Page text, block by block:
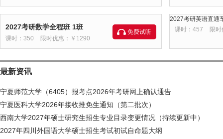
2027考研数学全程班 1班
课时：350 限时优惠：￥1290
免费试听
2027考研英语直通
课时：457
限
最新资讯
宁夏师范大学（6405）报考点2026年考研网上确认通告
宁夏医科大学2026年接收推免生通知（第二批次）
西南大学2027年硕士研究生招生专业目录变更情况（持续更新中）
2027年四川外国语大学硕士招生考试初试自命题大纲